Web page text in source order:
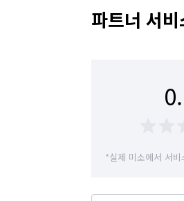
파트너 서
*실제 미소에서 서